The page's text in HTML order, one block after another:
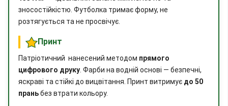
зносостійкістю. Футболка тримає форму, не
розтягується та не просвічує.
Принт
Патріотичний нанесений методом прямого
цифрового друку . Фарби на водній основі — безпечні,
яскраві та стійкі до вицвітання. Принт витримує до 50
праньбез втрати кольору.